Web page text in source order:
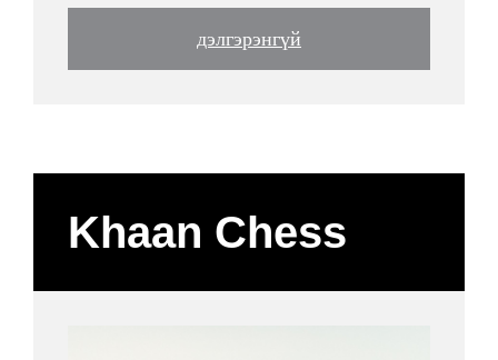
дэлгэрэнгүй
Khaan Chess